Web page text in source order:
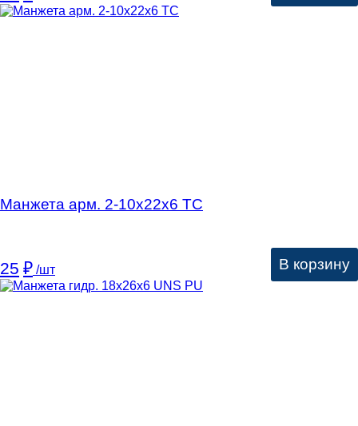
Манжета арм. 2-10х22х6 ТC
25 ₽ /шт В корзину